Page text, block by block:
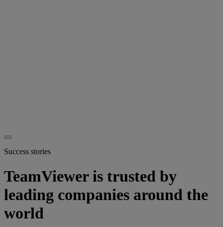
Success stories
TeamViewer is trusted by
leading companies around the
world